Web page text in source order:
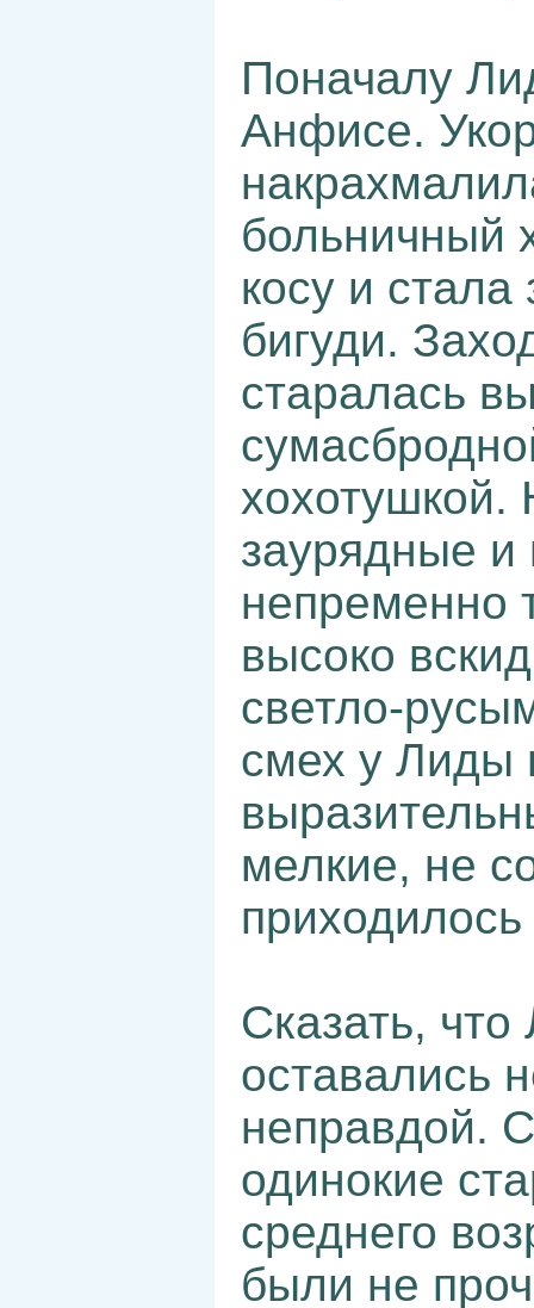
Поначалу
Анфисе.
больничный
косу и
бигуди.
старалась
заурядные
непременно
высоко
светло-
смех у Лиды
мелкие, не
Сказать,
оставались
неправдой.
одинокие
среднего
были не